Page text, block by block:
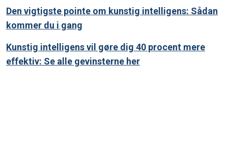
Den vigtigste pointe om kunstig intelligens: Sådan
kommer du i gang
Kunstig intelligens vil gøre dig 40 procent mere
effektiv: Se alle gevinsterne her